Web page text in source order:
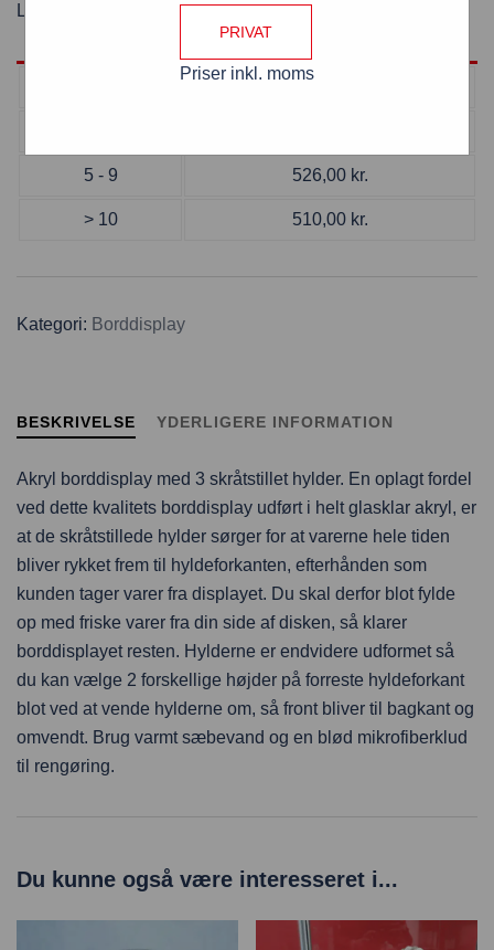
Levering: 5 - 6 hverdage
5 - 9 526,00 kr.
> 10 510,00 kr.
Kategori: Borddisplay
BESKRIVELSE YDERLIGERE INFORMATION
Akryl borddisplay med 3 skråtstillet hylder. En oplagt fordel
ved dette kvalitets borddisplay udført i helt glasklar akryl, er
at de skråtstillede hylder sørger for at varerne hele tiden
bliver rykket frem til hyldeforkanten, efterhånden som
kunden tager varer fra displayet. Du skal derfor blot fylde
op med friske varer fra din side af disken, så klarer
borddisplayet resten. Hylderne er endvidere udformet så
du kan vælge 2 forskellige højder på forreste hyldeforkant
blot ved at vende hylderne om, så front bliver til bagkant og
omvendt. Brug varmt sæbevand og en blød mikrofiberklud
til rengøring.
Du kunne også være interesseret i...
PRIVAT
Priser inkl. moms